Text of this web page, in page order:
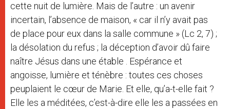
cette nuit de lumière. Mais de l’autre : un avenir
incertain, l’absence de maison, « car il n’y avait pas
de place pour eux dans la salle commune » (Lc 2, 7) ;
la désolation du refus ; la déception d’avoir dû faire
naître Jésus dans une étable . Espérance et
angoisse, lumière et ténèbre : toutes ces choses
peuplaient le cœur de Marie. Et elle, qu’a-t-elle fait ?
Elle les a méditées, c’est-à-dire elle les a passées en